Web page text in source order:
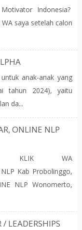
Indonesia?
saya setelah calon
anak-anak yang
tahun 2024), yaitu
da...
ONLINE NLP
KLIK WA
Kab Probolinggo,
NLP Wonomerto,
LEADERSHIPS